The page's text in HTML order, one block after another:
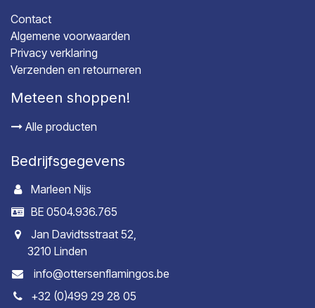
Contact
Algemene voorwaarden
Privacy verklaring
Verzenden en retourneren
Meteen shoppen!
Alle producten
Bedrijfsgegevens
Marleen Nijs
BE 0504.936.765
Jan Davidtsstraat 52,
3210 Linden
info@ottersenflamingos.be
+32 (0)499 29 28 05